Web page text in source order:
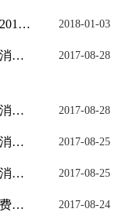
《工业控制系统信息安全行动计划（2018-2020年）》解读 2018-01-03
《国务院关于进一步扩大和升级信息消费 持续释放内需潜力的指导意见》系列解读之四：优化信息消... 2017-08-28
《国务院关于进一步扩大和升级信息消费 持续释放内需潜力的指导意见》系列解读之三：扩大信息消... 2017-08-28
《国务院关于进一步扩大和升级信息消费 持续释放内需潜力的指导意见》系列解读之二：提高信息消... 2017-08-25
《国务院关于进一步扩大和升级信息消费 持续释放内需潜力的指导意见》系列解读之一：总体考虑与... 2017-08-25
国务院关于进一步扩大和升级信息消费持续释放内需潜力的指导意见（全文） 2017-08-24